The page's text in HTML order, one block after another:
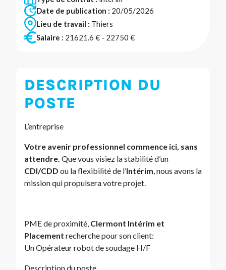
Date de publication : 20/05/2026
Lieu de travail : Thiers
Salaire : 21621.6 € - 22750 €
DESCRIPTION DU
POSTE
L’entreprise
Votre avenir professionnel commence ici, sans
attendre. Que vous visiez la stabilité d’un
CDI/CDD ou la flexibilité de l’Intérim , nous avons la
mission qui propulsera votre projet.
PME de proximité, Clermont Intérim et
Placement recherche pour son client:
Un Opérateur robot de soudage H/F
Description du poste